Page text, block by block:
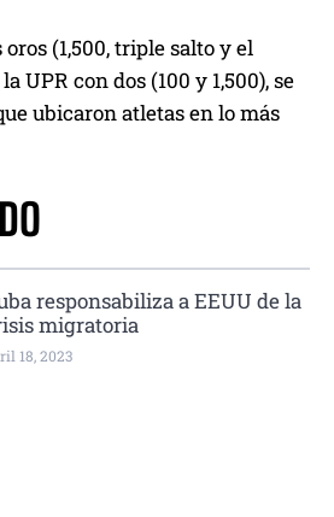
(1,500, triple salto y el
UPR con dos (100 y 1,500), se
ubicaron atletas en lo más
responsabiliza a EEUU de la
migratoria
18, 2023